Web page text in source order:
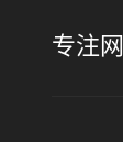
专注